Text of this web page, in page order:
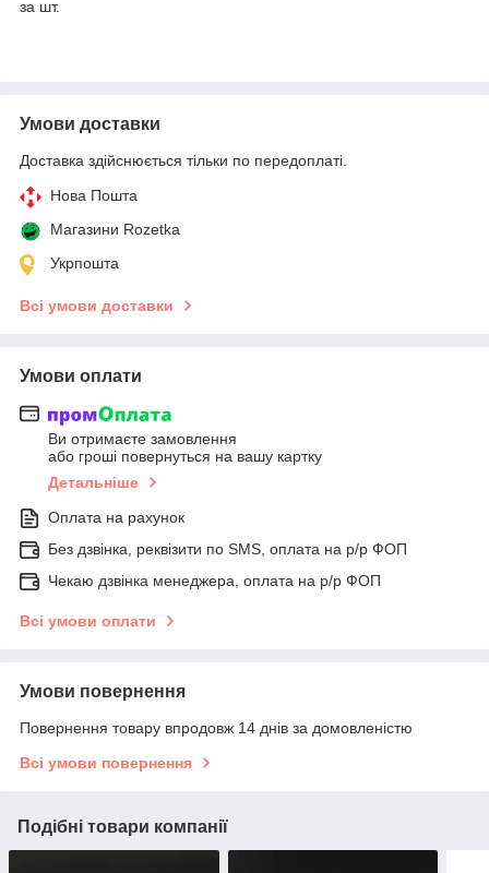
за шт.
Умови доставки
Доставка здійснюється тільки по передоплаті.
Нова Пошта
Магазини Rozetka
Укрпошта
Всі умови доставки
Умови оплати
Ви отримаєте замовлення
або гроші повернуться на вашу картку
Детальніше
Оплата на рахунок
Без дзвінка, реквізити по SMS, оплата на р/р ФОП
Чекаю дзвінка менеджера, оплата на р/р ФОП
Всі умови оплати
Умови повернення
Повернення товару впродовж 14 днів за домовленістю
Всі умови повернення
Подібні товари компанії